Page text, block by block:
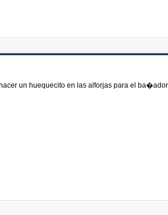
un huequecito en las alforjas para el